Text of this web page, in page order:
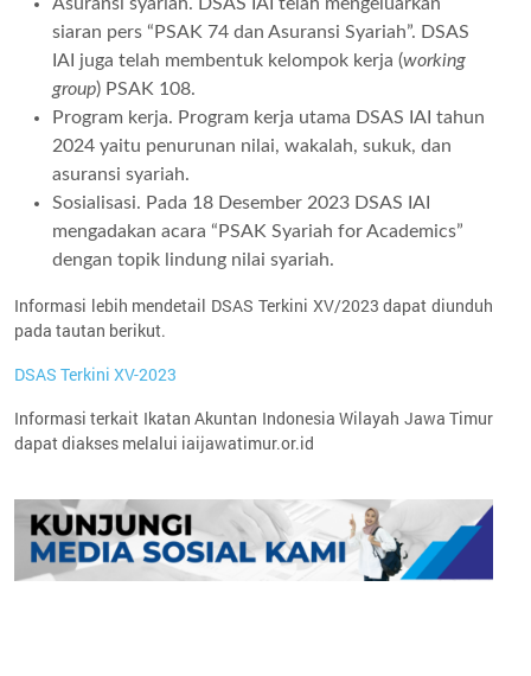
siaran pers “PSAK 74 dan Asuransi Syariah”. DSAS
IAI juga telah membentuk kelompok kerja (working
group) PSAK 108.
Program kerja. Program kerja utama DSAS IAI tahun
2024 yaitu penurunan nilai, wakalah, sukuk, dan
asuransi syariah.
Sosialisasi. Pada 18 Desember 2023 DSAS IAI
mengadakan acara “PSAK Syariah for Academics”
dengan topik lindung nilai syariah.
Informasi lebih mendetail DSAS Terkini XV/2023 dapat diunduh
pada tautan berikut.
DSAS Terkini XV-2023
Informasi terkait Ikatan Akuntan Indonesia Wilayah Jawa Timur
dapat diakses melalui iaijawatimur.or.id